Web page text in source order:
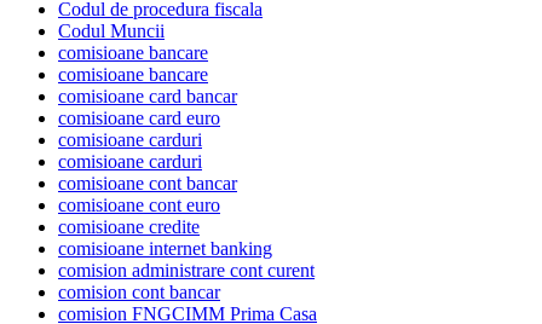
Codul de procedura fiscala
Codul Muncii
comisioane bancare
comisioane bancare
comisioane card bancar
comisioane card euro
comisioane carduri
comisioane carduri
comisioane cont bancar
comisioane cont euro
comisioane credite
comisioane internet banking
comision administrare cont curent
comision cont bancar
comision FNGCIMM Prima Casa